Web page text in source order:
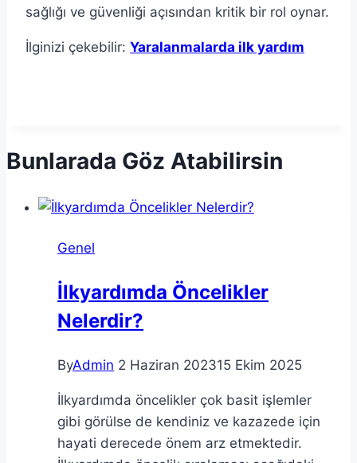
sağlığı ve güvenliği açısından kritik bir rol oynar.
İlginizi çekebilir: Yaralanmalarda ilk yardım
Bunlarada Göz Atabilirsin
Genel
İlkyardımda Öncelikler
Nelerdir?
ByAdmin 2 Haziran 202315 Ekim 2025
İlkyardımda öncelikler çok basit işlemler
gibi görülse de kendiniz ve kazazede için
hayati derecede önem arz etmektedir.